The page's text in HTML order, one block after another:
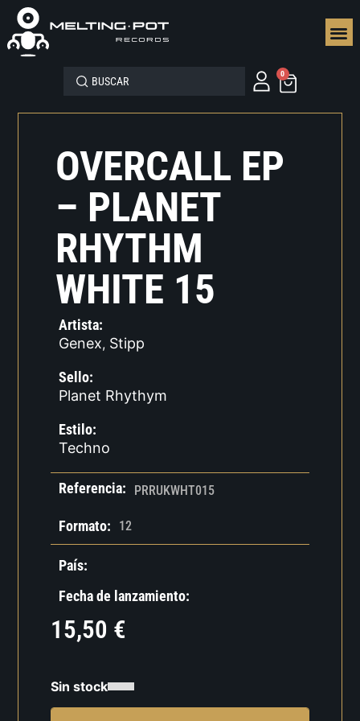
0
OVERCALL EP
– PLANET
RHYTHM
WHITE 15
Artista:
Genex, Stipp
Sello:
Planet Rhythym
Estilo:
Techno
Referencia: PRRUKWHT015
Formato: 12
País:
Fecha de lanzamiento:
15,50 €
Sin stock